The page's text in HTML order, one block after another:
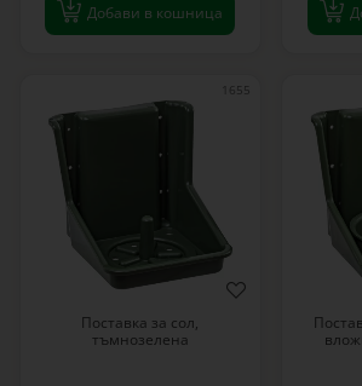
Добави в кошница
1655
Поставка за сол,
тъмнозелена